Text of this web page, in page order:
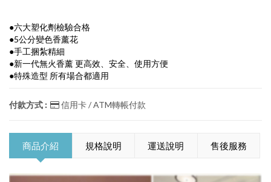
●六大塑化劑檢驗合格
●5公分變色香薰花
●手工捆紮精細
●新一代無火香薰 更高效、安全、使用方便
●特殊造型 所有場合都適用
付款方式 : 信用卡 / ATM轉帳付款
商品介紹 規格說明 運送說明 售後服務